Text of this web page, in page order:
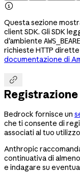

Questa sezione
client SDK. Gli SDK
d'ambiente
richieste HTTP
documentazione di

Bedrock fornisce un
che ti consente di
associati al tuo
Anthropic
continuativa di
e indagare su